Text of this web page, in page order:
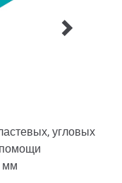
угловых
мм